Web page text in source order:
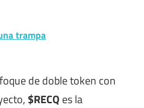
trampa
de doble token con
$RECQ es la